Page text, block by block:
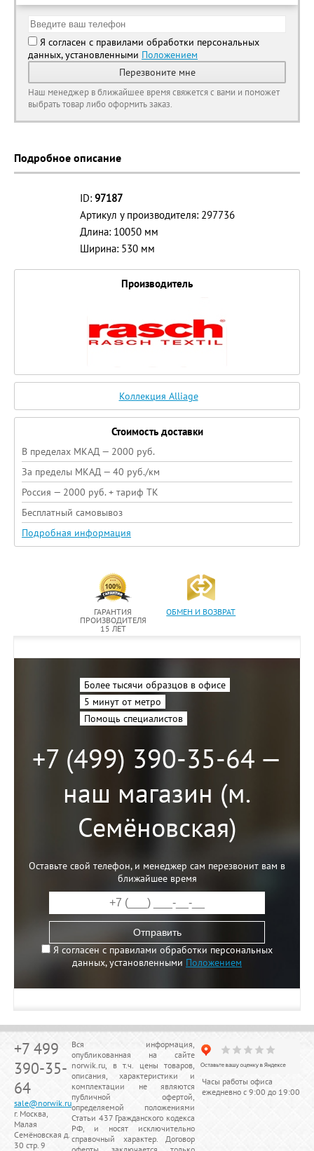
Я согласен с правилами обработки персональных
данных, установленными Положением
Перезвоните мне
Наш менеджер в ближайшее время свяжется с вами и поможет
выбрать товар либо оформить заказ.
Подробное описание
ID: 97187
Артикул у производителя: 297736
Длина: 10050 мм
Ширина: 530 мм
Производитель
Коллекция Alliage
Стоимость доставки
В пределах МКАД — 2000 руб.
За пределы МКАД — 40 руб./км
Россия — 2000 руб. + тариф ТК
Бесплатный самовывоз
Подробная информация
ГАРАНТИЯ
ПРОИЗВОДИТЕЛЯ
15 ЛЕТ
ОБМЕН И ВОЗВРАТ
Более тысячи образцов в офисе
5 минут от метро
Помощь специалистов
+7 (499) 390-35-64 —
наш магазин (м.
Семёновская)
Оставьте свой телефон, и менеджер сам перезвонит вам в
ближайшее время
Отправить
Я согласен с правилами обработки персональных
данных, установленными Положением
+7 499
390-35-
64
sale@norwik.ru
г. Москва,
Малая
Семёновская д.
30 стр. 9
Вся информация,
опубликованная на сайте
norwik.ru, в т.ч. цены товаров,
описания, характеристики и
комплектации не являются
публичной офертой,
определяемой положениями
Статьи 437 Гражданского кодекса
РФ, и носят исключительно
справочный характер. Договор
Часы работы офиса
ежедневно с 9:00 до 19:00